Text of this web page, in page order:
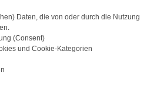
Daten, die von oder durch die Nutzung
(Consent)
und Cookie-Kategorien